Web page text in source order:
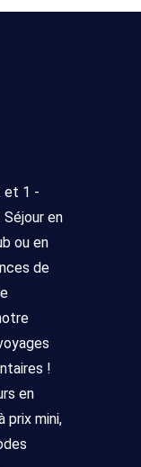
et 1 -
en
ou en
de
!
en
prix mini,